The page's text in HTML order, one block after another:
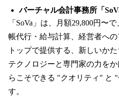
バーチャル会計事務所「
「SoVa」は、月額29,800円〜
帳代行・給与計算、経営者へ
トップで提供する、新しいか
テクノロジーと専門家の力を
らこそできる "クオリティ" と
す。